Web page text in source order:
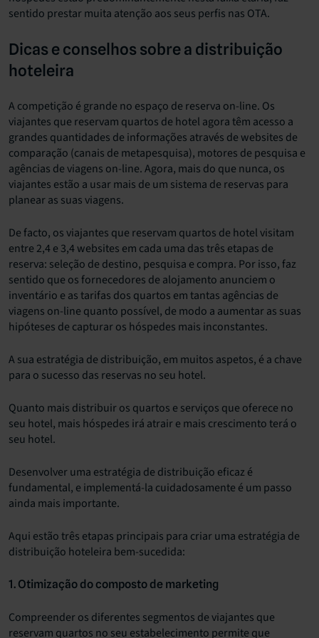
sentido prestar muita atenção aos seus perfis nas OTA.
Dicas e conselhos sobre a distribuição
hoteleira
A competição é grande no espaço de reserva on-line. Os
viajantes que reservam quartos de hotel agora têm acesso a
grandes quantidades de informações através de websites de
comparação (canais de metapesquisa), motores de pesquisa e
agências de viagens on-line. Agora, mais do que nunca, os
viajantes estão a usar mais de um sistema de reservas para
planear as suas viagens.
De facto, os viajantes que reservam quartos de hotel visitam
entre 2,4 e 3,4 websites em cada uma das três etapas de
reserva: seleção de destino, pesquisa e compra. Por isso, faz
sentido que os fornecedores de alojamento anunciem o
inventário e as tarifas dos quartos em tantas agências de
viagens on-line quanto possível, de modo a aumentar as suas
hipóteses de capturar os hóspedes mais inconstantes.
A sua estratégia de distribuição, em muitos aspetos, é a chave
para o sucesso das reservas no seu hotel.
Quanto mais distribuir os quartos e serviços que oferece no
seu hotel, mais hóspedes irá atrair e mais crescimento terá o
seu hotel.
Desenvolver uma estratégia de distribuição eficaz é
fundamental, e implementá-la cuidadosamente é um passo
ainda mais importante.
Aqui estão três etapas principais para criar uma estratégia de
distribuição hoteleira bem-sucedida:
1. Otimização do composto de marketing
Compreender os diferentes segmentos de viajantes que
reservam quartos no seu estabelecimento permite que